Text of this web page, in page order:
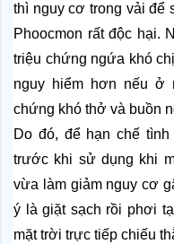
Phoocmon rất độc hại.
triệu chứng ngứa khó
nguy hiểm hơn nếu ở
chứng khó thở và buồn
Do đó, để hạn chế
trước khi sử dụng khi
vừa làm giảm nguy cơ
ý là giặt sạch rồi phơi
mặt trời trực tiếp chiếu